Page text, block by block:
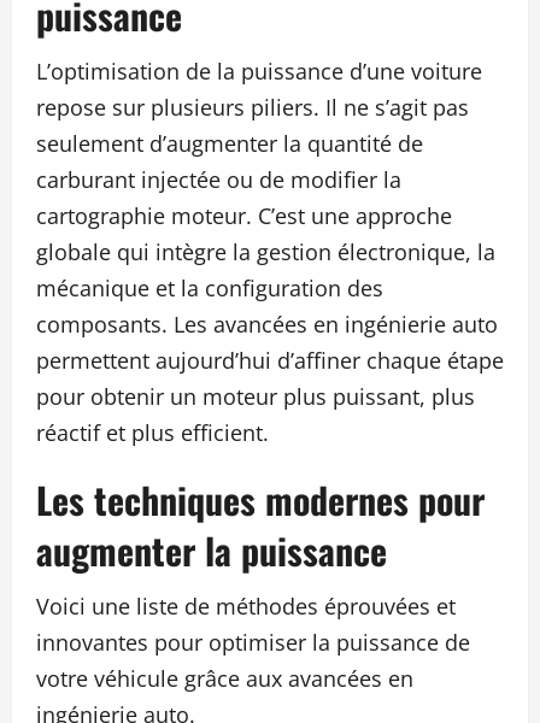
puissance
L’optimisation de la puissance d’une voiture
repose sur plusieurs piliers. Il ne s’agit pas
seulement d’augmenter la quantité de
carburant injectée ou de modifier la
cartographie moteur. C’est une approche
globale qui intègre la gestion électronique, la
mécanique et la configuration des
composants. Les avancées en ingénierie auto
permettent aujourd’hui d’affiner chaque étape
pour obtenir un moteur plus puissant, plus
réactif et plus efficient.
Les techniques modernes pour
augmenter la puissance
Voici une liste de méthodes éprouvées et
innovantes pour optimiser la puissance de
votre véhicule grâce aux avancées en
ingénierie auto.